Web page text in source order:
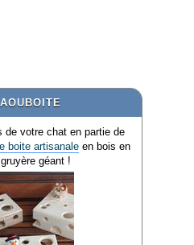
de votre chat en partie de
boite artisanale en bois en
géant !